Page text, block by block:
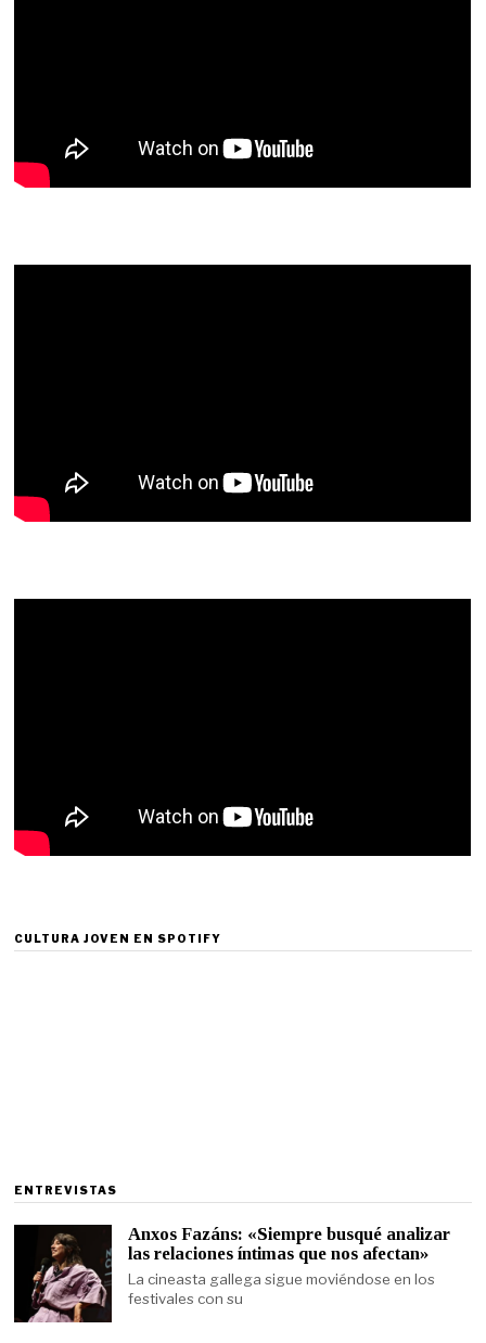
CULTURA JOVEN EN SPOTIFY
ENTREVISTAS
Anxos Fazáns: «Siempre busqué analizar
las relaciones íntimas que nos afectan»
La cineasta gallega sigue moviéndose en los
festivales con su